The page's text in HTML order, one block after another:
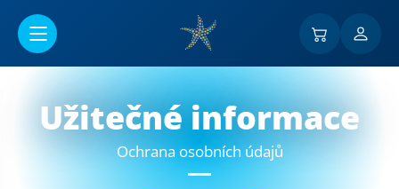
Užitečné informace
Ochrana osobních údajů